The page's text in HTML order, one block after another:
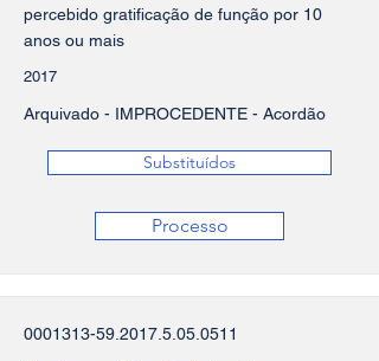
percebido gratificação de função por 10
anos ou mais
2017
Arquivado - IMPROCEDENTE - Acordão
Substituídos
Processo
0001313-59.2017.5.05 .0511